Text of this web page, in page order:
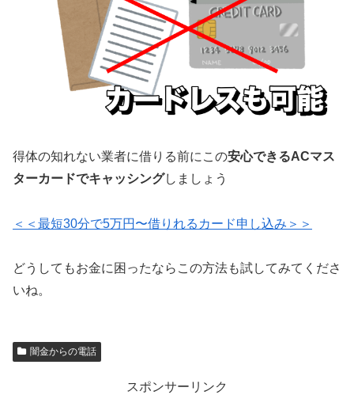
得体の知れない業者に借りる前にこの安心できるACマス
ターカードでキャッシングしましょう
＜＜最短30分で5万円〜借りれるカード申し込み＞＞
どうしてもお金に困ったならこの方法も試してみてくださ
いね。
闇金からの電話
スポンサーリンク